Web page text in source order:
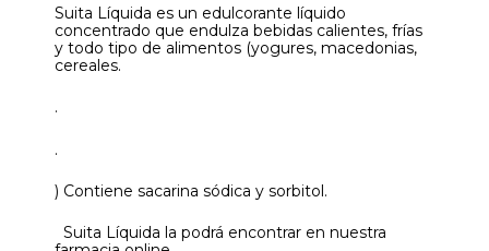
Suita Líquida es un edulcorante líquido
concentrado que endulza bebidas calientes, frías
y todo tipo de alimentos (yogures, macedonias,
cereales.
.
.
) Contiene sacarina sódica y sorbitol.
Suita Líquida la podrá encontrar en nuestra